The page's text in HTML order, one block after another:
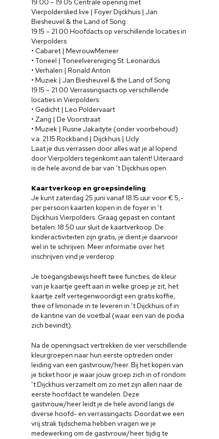
19.00 – 19.05 Centrale opening met
Vierpolderslied live | Foyer Dijckhuis | Jan
Biesheuvel & the Land of Song
19.15 – 21.00 Hoofdacts op verschillende locaties in
Vierpolders:
• Cabaret | MevrouwMeneer
• Toneel | Toneelvereniging St. Leonardus
• Verhalen | Ronald Anton
• Muziek | Jan Biesheuvel & the Land of Song
19.15 – 21.00 Verrassingsacts op verschillende
locaties in Vierpolders:
• Gedicht | Leo Poldervaart
• Zang | De Voorstraat
• Muziek | Rusne Jakaityte (onder voorbehoud)
v.a. 21.15 Rockband | Dijckhuis | Ucly
Laat je dus verrassen door alles wat je al lopend
door Vierpolders tegenkomt aan talent! Uiteraard
is de hele avond de bar van ’t Dijckhuis open.
Kaartverkoop en groepsindeling
Je kunt zaterdag 25 juni vanaf 18.15 uur voor € 5,-
per persoon kaarten kopen in de foyer in ’t
Dijckhuis Vierpolders. Graag gepast en contant
betalen. 18.50 uur sluit de kaartverkoop. De
kinderactiviteiten zijn gratis, je dient je daarvoor
wel in te schrijven. Meer informatie over het
inschrijven vind je verderop.
Je toegangsbewijs heeft twee functies; de kleur
van je kaartje geeft aan in welke groep je zit, het
kaartje zelf vertegenwoordigt een gratis koffie,
thee of limonade in te leveren in ’t Dijckhuis of in
de kantine van de voetbal (waar een van de podia
zich bevindt).
Na de openingsact vertrekken de vier verschillende
kleurgroepen naar hun eerste optreden onder
leiding van een gastvrouw/heer. Bij het kopen van
je ticket hoor je waar jouw groep zich in of rondom
’t Dijckhuis verzamelt om zo met zijn allen naar de
eerste hoofdact te wandelen. Deze
gastvrouw/heer leidt je de hele avond langs de
diverse hoofd- en verrassingacts. Doordat we een
vrij strak tijdschema hebben vragen we je
medewerking om de gastvrouw/heer tijdig te